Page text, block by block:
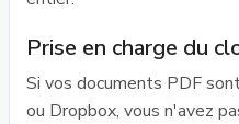
Prise en charge du
Si vos documents PDF
ou Dropbox, vous n'avez